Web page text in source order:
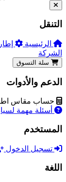
التنقل
الرئيسية
الشركة
الدعم والأدوات
حساب مقاس
أسئلة مهمة
المستخدم
تسجيل الدخول
اللغة